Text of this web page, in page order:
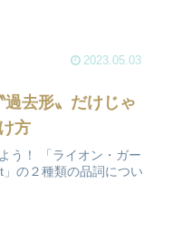
2023.05.03
過去形〟だけじゃ
方
う！ 「ライオン・ガー
の２種類の品詞につい